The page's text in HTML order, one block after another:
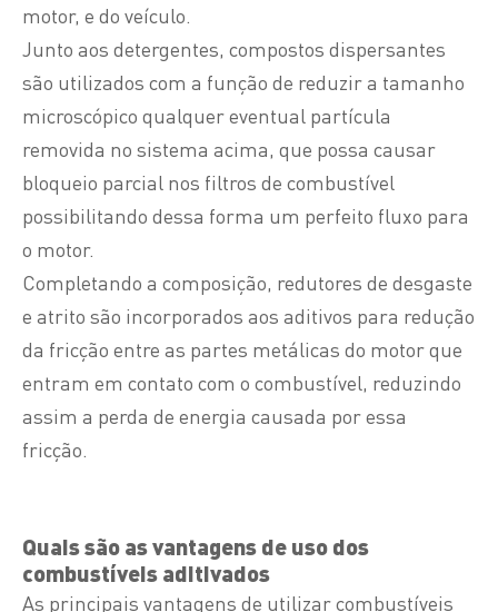
motor, e do veículo.
Junto aos detergentes, compostos dispersantes
são utilizados com a função de reduzir a tamanho
microscópico qualquer eventual partícula
removida no sistema acima, que possa causar
bloqueio parcial nos filtros de combustível
possibilitando dessa forma um perfeito fluxo para
o motor.
Completando a composição, redutores de desgaste
e atrito são incorporados aos aditivos para redução
da fricção entre as partes metálicas do motor que
entram em contato com o combustível, reduzindo
assim a perda de energia causada por essa
fricção.
Quais são as vantagens de uso dos
combustíveis aditivados
As principais vantagens de utilizar combustíveis